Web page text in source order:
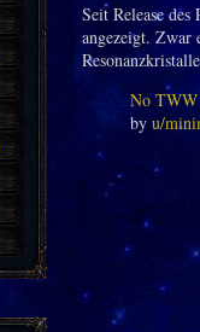
Seit Release
angezeigt. Zwar
No TWW
by u/